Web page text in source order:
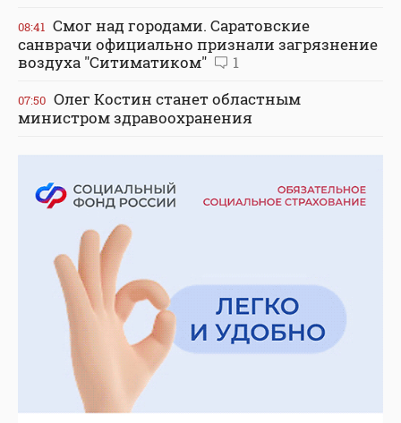
08:41 Смог над городами. Саратовские
санврачи официально признали загрязнение
воздуха "Ситиматиком"
1
07:50 Олег Костин станет областным
министром здравоохранения